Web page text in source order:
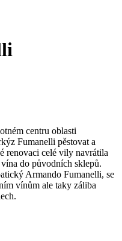
centru oblasti
Fumanelli pěstovat a
renovaci celé vily navrátila
do původních sklepů.
Armando Fumanelli, se
vínům ale taky záliba